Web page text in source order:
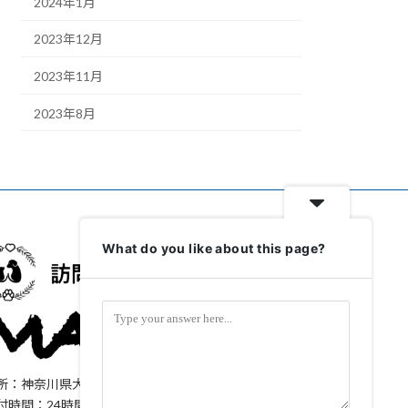
2023年12月
2023年11月
2023年8月
：神奈川県大和市上和田1323-61
時間：24時間365日対応
What do you like about this page?